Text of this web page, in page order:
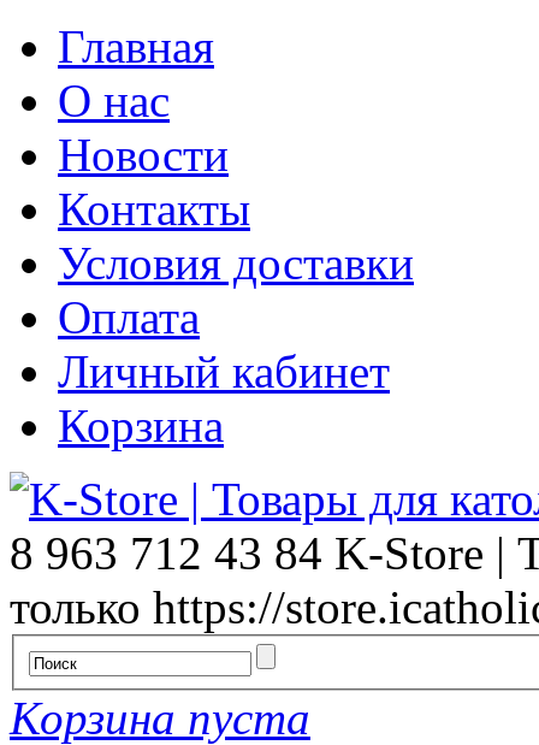
Главная
О нас
Новости
Контакты
Условия доставки
Оплата
Личный кабинет
Корзина
8 963 712 43 84 K-Store |
только https://
Корзина пуста